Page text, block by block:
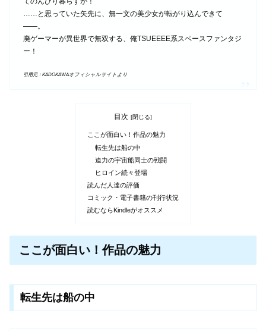
……と思っていた矢先に、無一文の美少女が転がり込んできて
――。
廃ゲーマーが異世界で無双する、俺TSUEEEE系スペースファンタジ
ー！
引用元：KADOKAWAオフィシャルサイトより
目次
ここが面白い！作品の魅力
転生先は船の中
迫力の宇宙船同士の戦闘
ヒロイン続々登場
読んだ人達の評価
コミック・電子書籍の刊行状況
読むならKindleがオススメ
ここが面白い！作品の魅力
転生先は船の中